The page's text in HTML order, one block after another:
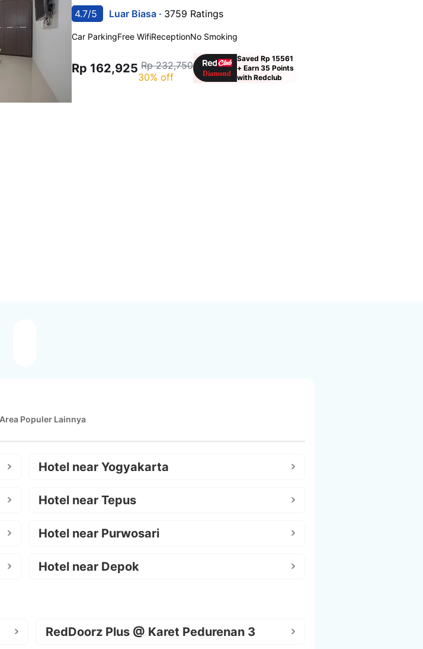
4.7/5 Luar Biasa · 3759 Ratings
Car ParkingFree WifiReceptionNo Smoking
Rp 162,925 Rp 232,750
30% off
Saved Rp 15561
+ Earn 35 Points
with Redclub
Populer Lainnya
Hotel near Yogyakarta
Hotel near Tepus
Hotel near Purwosari
Hotel near Depok
RedDoorz Plus @ Karet Pedurenan 3